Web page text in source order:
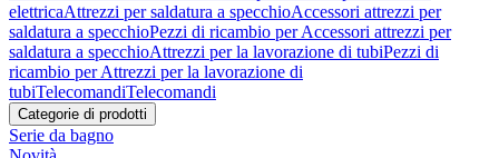
elettricaAttrezzi per saldatura a specchioAccessori attrezzi per
saldatura a specchioPezzi di ricambio per Accessori attrezzi per
saldatura a specchioAttrezzi per la lavorazione di tubiPezzi di
ricambio per Attrezzi per la lavorazione di
tubiTelecomandiTelecomandi
Categorie di prodotti
Serie da bagno